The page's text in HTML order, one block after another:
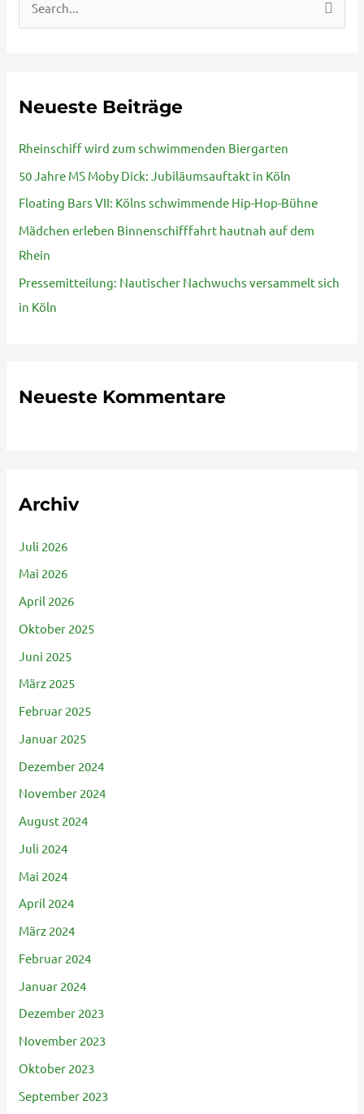
e
n
a
c
h
:
Neueste Beiträge
Rheinschiff wird zum schwimmenden Biergarten
50 Jahre MS Moby Dick: Jubiläumsauftakt in Köln
Floating Bars VII: Kölns schwimmende Hip-Hop-Bühne
Mädchen erleben Binnenschifffahrt hautnah auf dem
Rhein
Pressemitteilung: Nautischer Nachwuchs versammelt sich
in Köln
Neueste Kommentare
Archiv
Juli 2026
Mai 2026
April 2026
Oktober 2025
Juni 2025
März 2025
Februar 2025
Januar 2025
Dezember 2024
November 2024
August 2024
Juli 2024
Mai 2024
April 2024
März 2024
Februar 2024
Januar 2024
Dezember 2023
November 2023
Oktober 2023
September 2023